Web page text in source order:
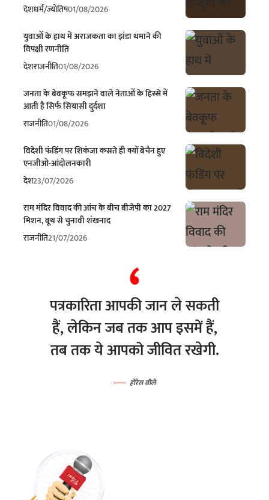
देशधर्म/ज्योतिष01/08/2026
युवाओं के हाथ में अराजकता का झंडा थमाने की
विपक्षी रणनीति
देशराजनीति01/08/2026
जनता के बेवकूफ समझने वाले नेताओं के हिस्से में
आती है सिर्फ सियासी दुर्दशा
राजनीति01/08/2026
विदेशी फंडिंग पर शिकंजा कसते ही क्यों बेचैन हुए
एनजीओ-आंदोलनकारी
देश23/07/2026
राम मंदिर विवाद की आंच के बीच बीजेपी का 2027
मिशन, बूथ से चुनावी शंखनाद
राजनीति21/07/2026
पत्रकारिता आपकी जान ले सकती
हैं, लेकिन जब तक आप इसमें हैं,
तब तक ये आपको जीवित रखेगी.
होरेस ग्रीले